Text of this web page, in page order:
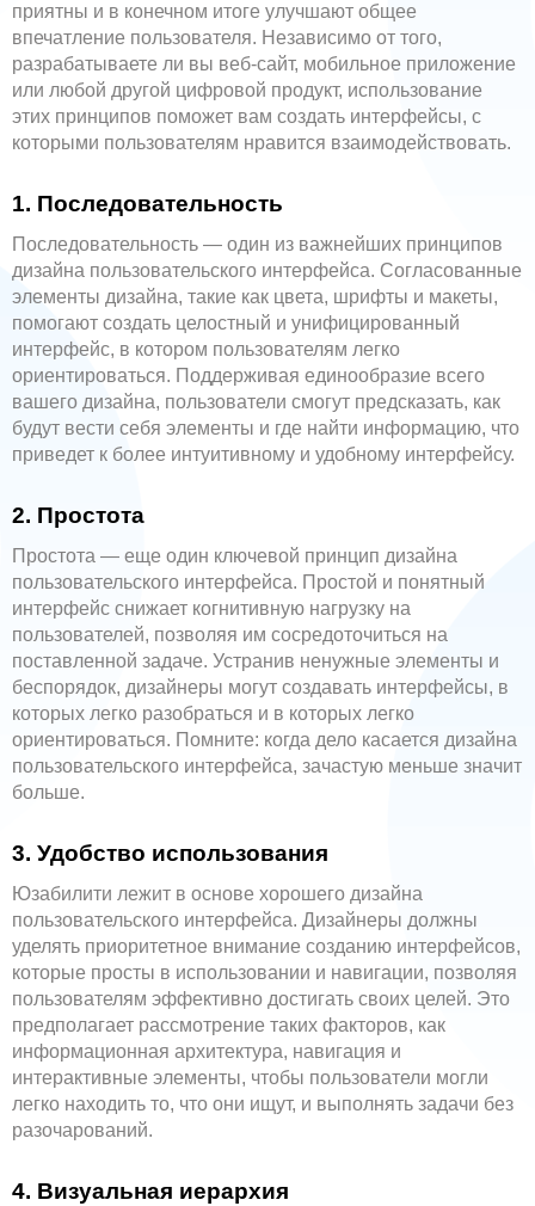
приятны и в конечном итоге улучшают общее
впечатление пользователя. Независимо от того,
разрабатываете ли вы веб-сайт, мобильное приложение
или любой другой цифровой продукт, использование
этих принципов поможет вам создать интерфейсы, с
которыми пользователям нравится взаимодействовать.
1. Последовательность
Последовательность — один из важнейших принципов
дизайна пользовательского интерфейса. Согласованные
элементы дизайна, такие как цвета, шрифты и макеты,
помогают создать целостный и унифицированный
интерфейс, в котором пользователям легко
ориентироваться. Поддерживая единообразие всего
вашего дизайна, пользователи смогут предсказать, как
будут вести себя элементы и где найти информацию, что
приведет к более интуитивному и удобному интерфейсу.
2. Простота
Простота — еще один ключевой принцип дизайна
пользовательского интерфейса. Простой и понятный
интерфейс снижает когнитивную нагрузку на
пользователей, позволяя им сосредоточиться на
поставленной задаче. Устранив ненужные элементы и
беспорядок, дизайнеры могут создавать интерфейсы, в
которых легко разобраться и в которых легко
ориентироваться. Помните: когда дело касается дизайна
пользовательского интерфейса, зачастую меньше значит
больше.
3. Удобство использования
Юзабилити лежит в основе хорошего дизайна
пользовательского интерфейса. Дизайнеры должны
уделять приоритетное внимание созданию интерфейсов,
которые просты в использовании и навигации, позволяя
пользователям эффективно достигать своих целей. Это
предполагает рассмотрение таких факторов, как
информационная архитектура, навигация и
интерактивные элементы, чтобы пользователи могли
легко находить то, что они ищут, и выполнять задачи без
разочарований.
4. Визуальная иерархия